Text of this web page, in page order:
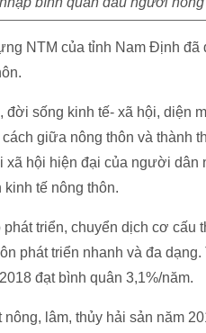
NTM của tỉnh Nam Định đã
đời sống kinh tế- xã hội, diện
giữa nông thôn và thành
xã hội hiện đại của người
kinh tế nông thôn.
phát triển, chuyển dịch cơ
phát triển nhanh và đa
đạt bình quân 3,1%/năm.
lâm, thủy hải sản năm